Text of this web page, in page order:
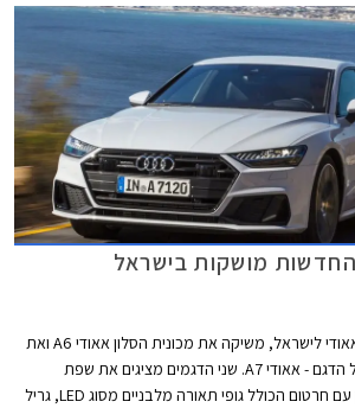
על מנת להשיג אחיזה מרבית.
צ'מפיון מוטורס, יבואנית אאודי לישראל, משיקה את מכונית הסלון אאודי A6 ואת
גרסת הקופה 4 דלתות של הדגם - אאודי A7. שני הדגמים מציגים את שפת
העיצוב החדשה של היצרן עם חרטום הכולל גופי תאורה מלבניים מסוג LED, גריל